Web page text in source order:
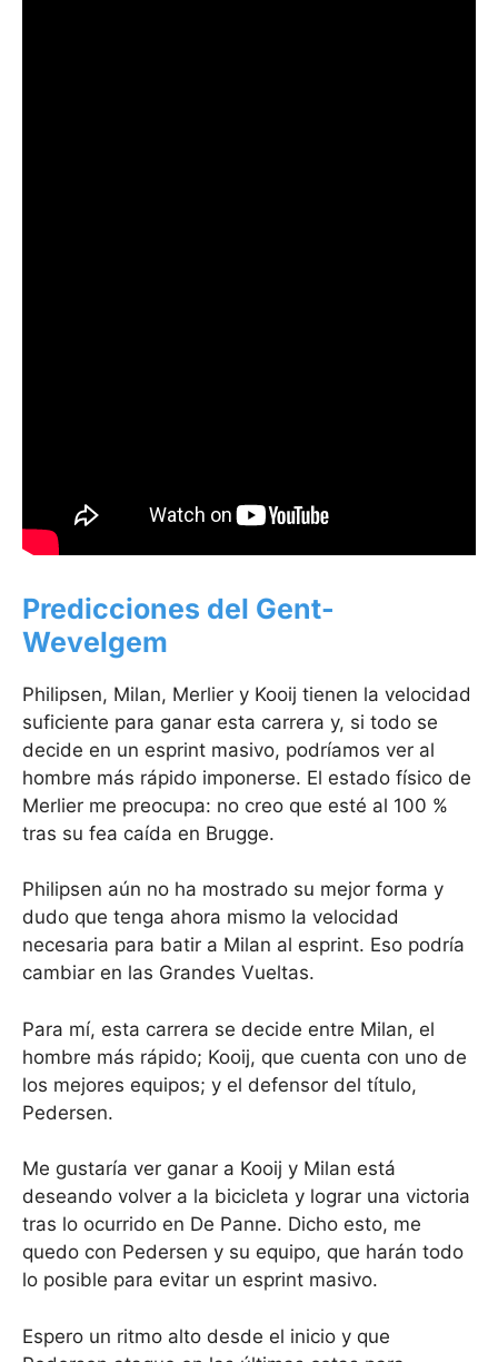
Predicciones del Gent-
Wevelgem
Philipsen, Milan, Merlier y Kooij tienen la velocidad
suficiente para ganar esta carrera y, si todo se
decide en un esprint masivo, podríamos ver al
hombre más rápido imponerse. El estado físico de
Merlier me preocupa: no creo que esté al 100 %
tras su fea caída en Brugge.
Philipsen aún no ha mostrado su mejor forma y
dudo que tenga ahora mismo la velocidad
necesaria para batir a Milan al esprint. Eso podría
cambiar en las Grandes Vueltas.
Para mí, esta carrera se decide entre Milan, el
hombre más rápido; Kooij, que cuenta con uno de
los mejores equipos; y el defensor del título,
Pedersen.
Me gustaría ver ganar a Kooij y Milan está
deseando volver a la bicicleta y lograr una victoria
tras lo ocurrido en De Panne. Dicho esto, me
quedo con Pedersen y su equipo, que harán todo
lo posible para evitar un esprint masivo.
Espero un ritmo alto desde el inicio y que